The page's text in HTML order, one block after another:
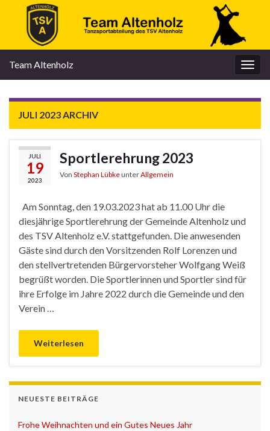
Team Altenholz
JULI 2023ARCHIV
JULI
19
2023
Sportlerehrung 2023
Von Stephan LübkeunterAllgemein
Am Sonntag, den 19.03.2023 hat ab 11.00 Uhr die
diesjährige Sportlerehrung der Gemeinde Altenholz und
des TSV Altenholz e.V. stattgefunden. Die anwesenden
Gäste sind durch den Vorsitzenden Rolf Lorenzen und
den stellvertretenden Bürgervorsteher Wolfgang Weiß
begrüßt worden. Die Sportlerinnen und Sportler sind für
ihre Erfolge im Jahre 2022 durch die Gemeinde und den
Verein …
Weiterlesen
NEUESTE BEITRÄGE
Frohe Weihnachten und ein Gutes Neues Jahr